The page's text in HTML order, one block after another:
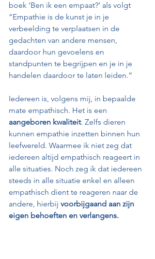
boek ‘Ben ik een empaat?’ als volgt
“Empathie is de kunst je in je
verbeelding te verplaatsen in de
gedachten van andere mensen,
daardoor hun gevoelens en
standpunten te begrijpen en je in je
handelen daardoor te laten leiden.”
Iedereen is, volgens mij, in bepaalde
mate empathisch. Het is een
aangeboren kwaliteit. Zelfs dieren
kunnen empathie inzetten binnen hun
leefwereld. Waarmee ik niet zeg dat
iedereen altijd empathisch reageert in
alle situaties. Noch zeg ik dat iedereen
steeds in alle situatie enkel en alleen
empathisch dient te reageren naar de
andere, hierbij voorbijgaand aan zijn
eigen behoeften en verlangens.